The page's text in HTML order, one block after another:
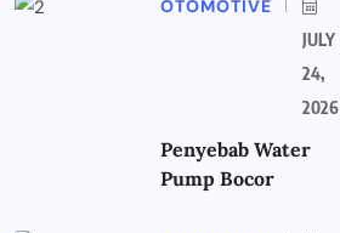
OTOMOTIVE
JULY
24,
2026
Penyebab Water
Pump Bocor